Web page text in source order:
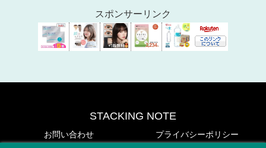
スポンサーリンク
STACKING NOTE
お問い合わせ プライバシーポリシー